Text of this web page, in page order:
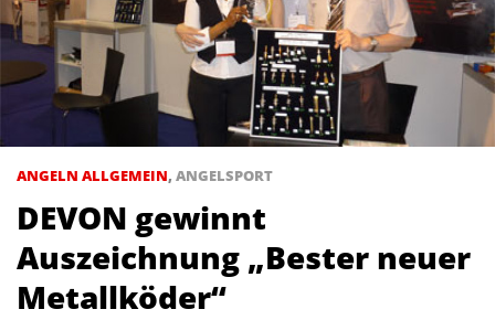
ANGELN ALLGEMEIN, ANGELSPORT
DEVON gewinnt
Auszeichnung „Bester neuer
Metallköder“